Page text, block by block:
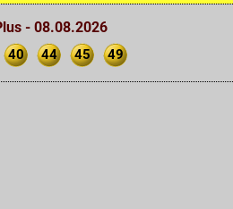
- 08.08.2026
40 44 45 49